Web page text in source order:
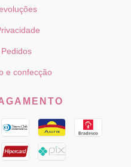
e confecção